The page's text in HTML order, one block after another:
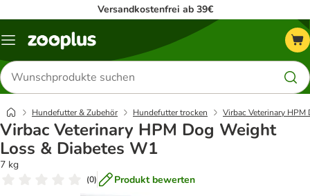
Versandkostenfrei ab 39€
Menü
Produkte
suchen
Hundefutter & Zubehör Hundefutter trocken Virbac Veterinary HPM
Virbac Veterinary HPM Dog Weight
Loss & Diabetes W1
7 kg
(0) Produkt bewerten